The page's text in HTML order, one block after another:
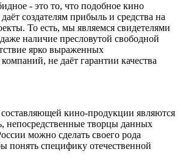
- это то, что подобное кино
создателям прибыль и средства на
То есть, мы являемся свидетелями
наличие пресловутой свободной
ярко выраженных
не даёт гарантии качества
кино-продукции являются
непосредственные творцы данных
можно сделать своего рода
понять специфику отечественной